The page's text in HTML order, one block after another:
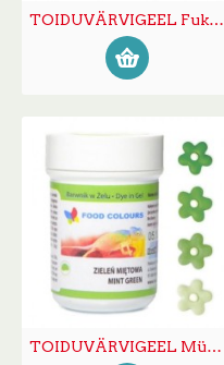
TOIDUVÄRVIGEEL Fuksia 35g
TOIDUVÄRVIGEEL Mündiroheline 35g